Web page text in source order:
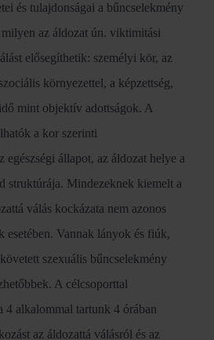
és tulajdonságai a bűncselekmény
milyen az áldozat ún. viktimitási
elősegíthetik: személyi kör, az
környezettel, a képzettség,
mint objektív adottságok. A
a kor szerinti
egészségi állapot, az áldozat helye a
struktúrája. Mindezeknek kiemelt a
válás kockázata nem azonos
esetében. Vannak lányok és fiúk,
szexuális bűncselekmény
A célcsoporttal
4 alkalommal tartunk 4 órában
az áldozattá válásról és az